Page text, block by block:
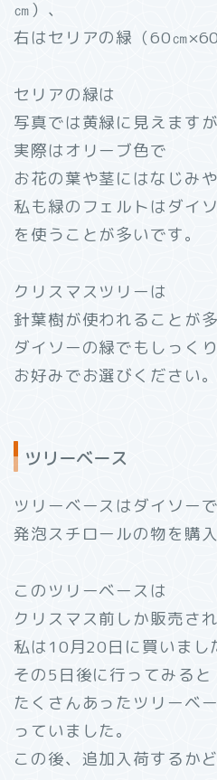
㎝）、
右はセリアの緑（60㎝×60
セリアの緑は
写真では黄緑に見えますが
実際はオリーブ色で
お花の葉や茎にはなじみ
私も緑のフェルトはダイ
を使うことが多いです。
クリスマスツリーは
針葉樹が使われることが
ダイソーの緑でもしっくり
お好みでお選びください。
ツリーベース
ツリーベースはダイソーで
発泡スチロールの物を購入
このツリーベースは
クリスマス前しか販売さ
私は10月20日に買いまし
その5日後に行ってみると
たくさんあったツリーベ
っていました。
この後、追加入荷するか